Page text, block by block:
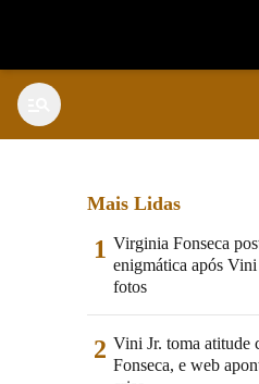
Mais Lidas
1 Virginia Fonseca
enigmática após Vini
fotos
2 Vini Jr. toma atitude
Fonseca, e web